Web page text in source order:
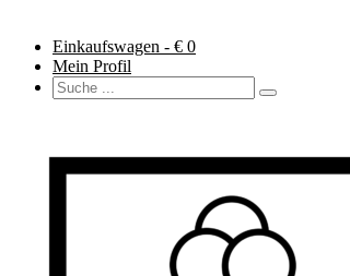
Einkaufswagen - € 0
Mein Profil